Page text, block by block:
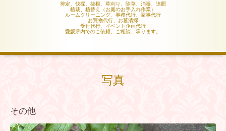
剪定、伐採、抜根、草刈り、除草、消毒、追肥
植栽、植替え（お庭のお手入れ作業）
ルームクリーニング、事務代行、家事代行
お買物代行、お墓清掃
受付代行、イベント企画代行
愛媛県内でのご依頼、ご相談、承ります。
写真
その他